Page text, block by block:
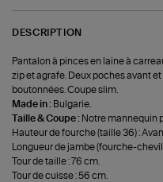
DESCRIPTION
Pantalon à pinces en laine à
zip et agrafe. Deux poches avant
boutonnées. Coupe slim.
Made in : Bulgarie.
Taille & Coupe : Notre mannequin
Hauteur de fourche (taille 36) :
Longueur de jambe (fourche-
Tour de taille : 76 cm.
Tour de cuisse : 56 cm.